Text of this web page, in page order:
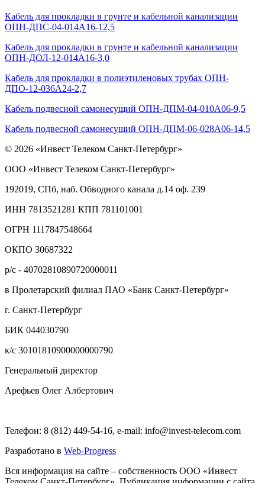
Кабель для прокладки в грунте и кабельной канализации
ОПН-ДПС-04-014А16-12,5
Кабель для прокладки в грунте и кабельной канализации
ОПН-ДОЛ-12-014А16-3,0
Кабель для прокладки в полиэтиленовых трубах ОПН-
ДПО-12-036А24-2,7
Кабель подвесной самонесущий ОПН-ДПМ-04-010А06-9,5
Кабель подвесной самонесущий ОПН-ДПМ-06-028А06-14,5
© 2026 «Инвест Телеком Санкт-Петербург»
ООО «Инвест Телеком Санкт-Петербург»
192019, СПб, наб. Обводного канала д.14 оф. 239
ИНН 7813521281 КПП 781101001
ОГРН 1117847548664
ОКПО 30687322
р/с - 40702810890720000011
в Пролетарский филиал ПАО «Банк Санкт-Петербург»
г. Санкт-Петербург
БИК 044030790
к/с 30101810900000000790
Генеральный директор
Арефьев Олег Албертович
Телефон: 8 (812) 449-54-16, e-mail: info@invest-telecom.com
Разработано в Web-Progress
Вся информация на сайте – собственность ООО «Инвест